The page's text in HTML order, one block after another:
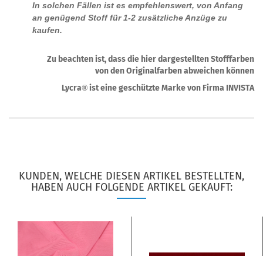
In solchen Fällen ist es empfehlenswert, von Anfang
an genügend Stoff für 1-2 zusätzliche Anzüge zu
kaufen.
Zu beachten ist, dass die hier dargestellten Stofffarben
von den Originalfarben abweichen können
Lycra® ist eine geschützte Marke von Firma INVISTA
KUNDEN, WELCHE DIESEN ARTIKEL BESTELLTEN,
HABEN AUCH FOLGENDE ARTIKEL GEKAUFT: